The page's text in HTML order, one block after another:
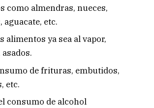
como almendras, nueces,
aguacate, etc.
alimentos ya sea al vapor,
de frituras, embutidos,
etc.
consumo de alcohol